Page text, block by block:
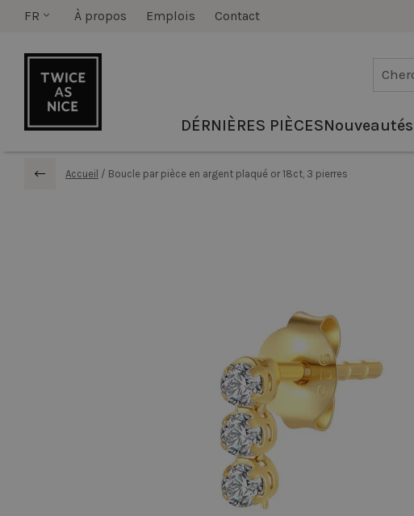
FR À propos Emplois Contact
DÉRNIÈRES PIÈCESNouveautés
Accueil / Boucle par pièce en argent plaqué or 18ct, 3 pierres